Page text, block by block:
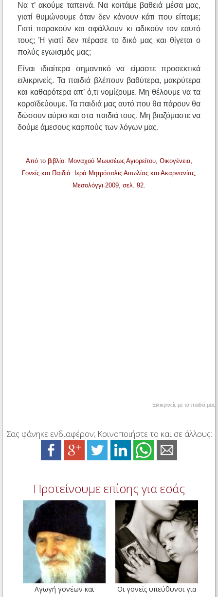
Να τ’ ακούμε ταπεινά. Να κοιτάμε βαθειά μέσα μας,
γιατί θυμώνουμε όταν δεν κάνουν κάτι που είπαμε;
Γιατί παρακούν και σφάλλουν κι αδικούν τον εαυτό
τους; Ή γιατί δεν πέρασε το δικό μας και θίγεται ο
πολύς εγωισμός μας;
Είναι ιδιαίτερα σημαντικό να είμαστε προσεκτικά
ειλικρινείς. Τα παιδιά βλέπουν βαθύτερα, μακρύτερα
και καθαρότερα απ’ ό,τι νομίζουμε. Μη θέλουμε να τα
κοροϊδεύουμε. Τα παιδιά μας αυτό που θα πάρουν θα
δώσουν αύριο και στα παιδιά τους. Μη βιαζόμαστε να
δούμε άμεσους καρπούς των λόγων μας.
Από το βιβλίο: Μοναχού Μωυσέως Αγιορείτου, Οικογένεια,
Γονείς και Παιδιά. Ιερά Μητρόπολις Αιτωλίας και Ακαρνανίας,
Μεσολόγγι 2009, σελ. 92.
Ειλικρινείς με τα παιδιά μας
Σας φάνηκε ενδιαφέρον; Κοινοποιήστε το και σε άλλους:
Προτείνουμε επίσης για εσάς
Αγωγή γονέων και
Οι γονείς υπεύθυνοι για